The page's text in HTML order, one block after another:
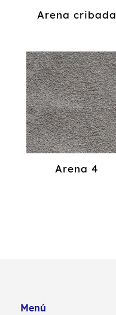
Arena cribada
Arena 4
Menú